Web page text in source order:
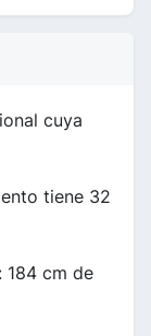
cuya
tiene 32
184 cm de